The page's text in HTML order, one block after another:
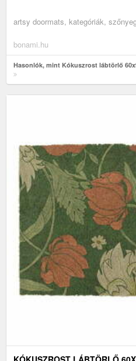
artsy doormats, kategóriák,
bonami.hu
Hasonlók, mint Kókuszrost lábtörlő